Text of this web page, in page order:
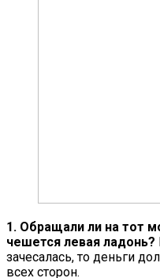
1. Обращали ли на тот
чешется левая ладонь?
зачесалась, то деньги
всех сторон.